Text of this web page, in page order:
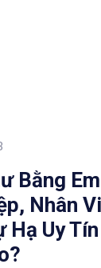
Bằng
Nhân
Hạ Uy